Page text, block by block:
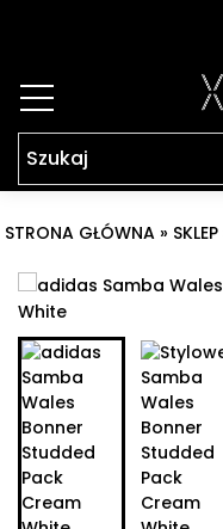
STRONA GŁÓWNA » SKLEP